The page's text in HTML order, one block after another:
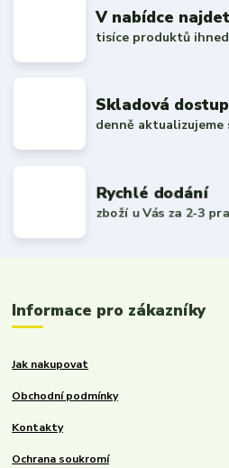
V nabídce
tisíce produktů
Skladová
denně aktualizujeme
Rychlé dodání
zboží u Vás za 2-3
Informace pro zákazníky
Jak nakupovat
Obchodní podmínky
Kontakty
Ochrana soukromí